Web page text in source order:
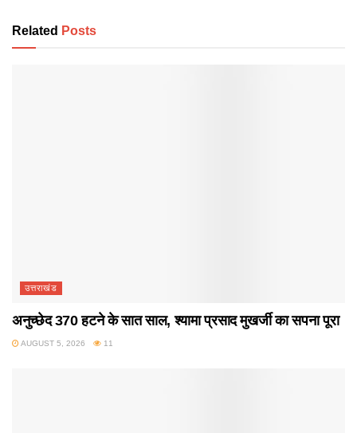
Related Posts
उत्तराखंड
अनुच्छेद 370 हटने के सात साल, श्यामा प्रसाद मुखर्जी का सपना पूरा
AUGUST 5, 2026 11